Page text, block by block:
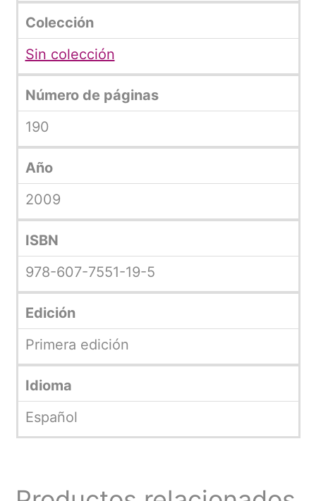
Colección
Sin colección
Número de páginas
190
Año
2009
ISBN
978-607-7551-19-5
Edición
Primera edición
Idioma
Español